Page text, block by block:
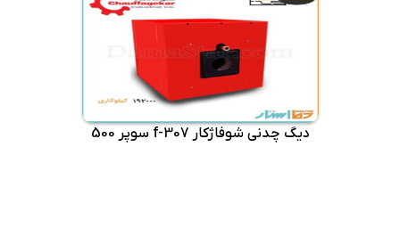
دیگ چدنی شوفاژکار f-307 سوپر 500